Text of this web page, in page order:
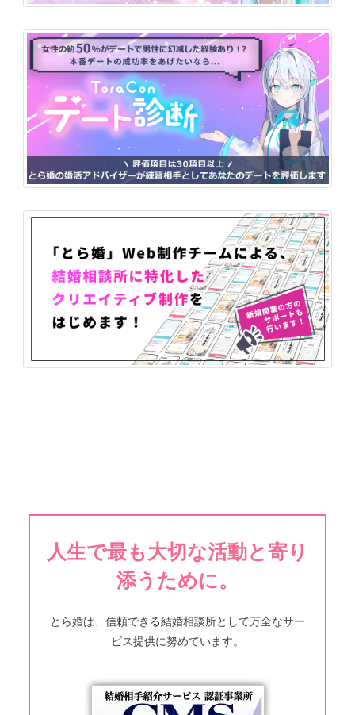
人生で最も大切な活動と寄り
添うために。
とら婚は、信頼できる結婚相談所として万全なサー
ビス提供に努めています。